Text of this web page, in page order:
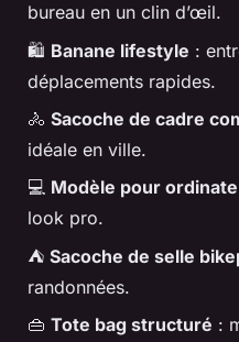
bureau en un clin d’œil.
🛍️ Banane lifestyle :
déplacements rapides.
🚴 Sacoche de cadre
idéale en ville.
💻 Modèle pour
look pro.
⛺ Sacoche de selle
randonnées.
👜 Tote bag structuré :